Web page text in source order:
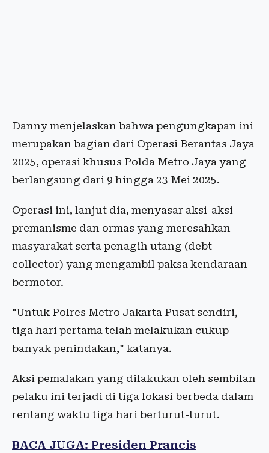
Danny menjelaskan bahwa pengungkapan ini
merupakan bagian dari Operasi Berantas Jaya
2025, operasi khusus Polda Metro Jaya yang
berlangsung dari 9 hingga 23 Mei 2025.
Operasi ini, lanjut dia, menyasar aksi-aksi
premanisme dan ormas yang meresahkan
masyarakat serta penagih utang (debt
collector) yang mengambil paksa kendaraan
bermotor.
"Untuk Polres Metro Jakarta Pusat sendiri,
tiga hari pertama telah melakukan cukup
banyak penindakan," katanya.
Aksi pemalakan yang dilakukan oleh sembilan
pelaku ini terjadi di tiga lokasi berbeda dalam
rentang waktu tiga hari berturut-turut.
BACA JUGA: Presiden Prancis